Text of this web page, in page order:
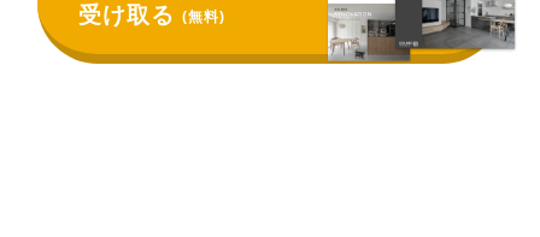
受け取る(無料)